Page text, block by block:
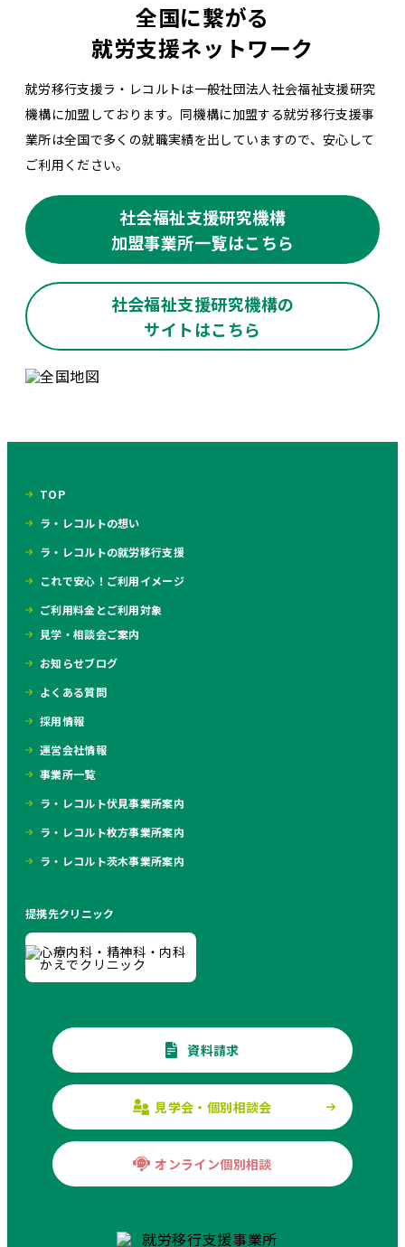
全国に繋がる
就労支援ネットワーク
就労移行支援ラ・レコルトは一般社団法人社会福祉支援研究
機構に加盟しております。同機構に加盟する就労移行支援事
業所は全国で多くの就職実績を出していますので、安心して
ご利用ください。
社会福祉支援研究機構
加盟事業所一覧はこちら
社会福祉支援研究機構の
サイトはこちら
TOP
ラ・レコルトの想い
ラ・レコルトの就労移行支援
これで安心！ご利用イメージ
ご利用料金とご利用対象
見学・相談会ご案内
お知らせブログ
よくある質問
採用情報
運営会社情報
事業所一覧
ラ・レコルト伏見事業所案内
ラ・レコルト枚方事業所案内
ラ・レコルト茨木事業所案内
提携先クリニック
資料請求
見学会・個別相談会
オンライン個別相談